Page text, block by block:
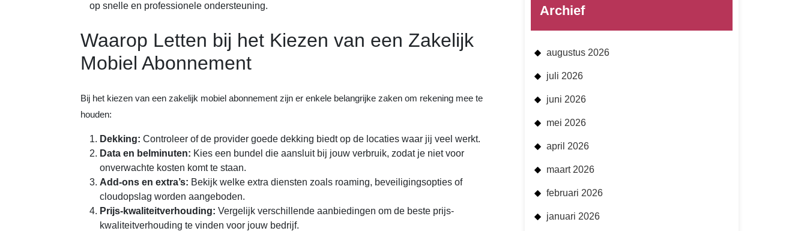
op snelle en professionele ondersteuning.
Waarop Letten bij het Kiezen van een Zakelijk
Mobiel Abonnement
Bij het kiezen van een zakelijk mobiel abonnement zijn er enkele belangrijke zaken om rekening mee te
houden:
Dekking: Controleer of de provider goede dekking biedt op de locaties waar jij veel werkt.
Data en belminuten: Kies een bundel die aansluit bij jouw verbruik, zodat je niet voor
onverwachte kosten komt te staan.
Add-ons en extra’s: Bekijk welke extra diensten zoals roaming, beveiligingsopties of
cloudopslag worden aangeboden.
Prijs-kwaliteitverhouding: Vergelijk verschillende aanbiedingen om de beste prijs-
kwaliteitverhouding te vinden voor jouw bedrijf.
Archief
augustus 2026
juli 2026
juni 2026
mei 2026
april 2026
maart 2026
februari 2026
januari 2026